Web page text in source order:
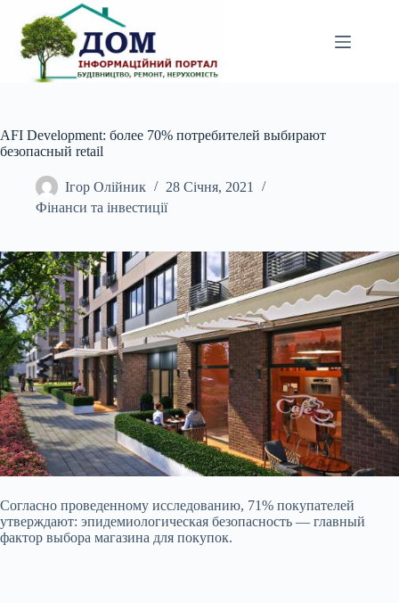
вмісту
AFI Development: более 70% потребителей выбирают
безопасный retail
Ігор Олійник
28 Січня, 2021
Фінанси та інвестиції
Согласно проведенному исследованию, 71% покупателей
утверждают: эпидемиологическая безопасность — главный
фактор выбора магазина для покупок.